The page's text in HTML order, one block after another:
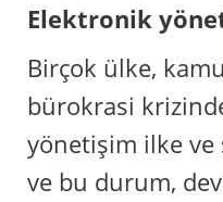
Elektronik
Birçok ülke,
bürokrasi
yönetişim ilke ve
ve bu durum,